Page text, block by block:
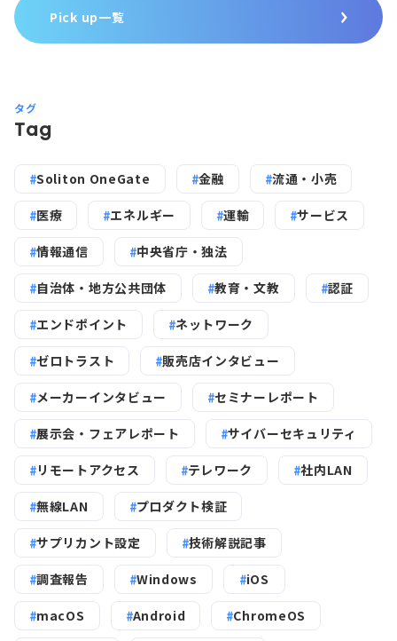
Pick up一覧
タグ
Tag
Soliton OneGate 金融 流通・小売
医療 エネルギー 運輸 サービス
情報通信 中央省庁・独法
自治体・地方公共団体 教育・文教 認証
エンドポイント ネットワーク
ゼロトラスト 販売店インタビュー
メーカーインタビュー セミナーレポート
展示会・フェアレポート サイバーセキュリティ
リモートアクセス テレワーク 社内LAN
無線LAN プロダクト検証
サプリカント設定 技術解説記事
調査報告 Windows iOS
macOS Android ChromeOS